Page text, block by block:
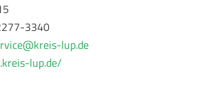
3340
lup.de
lup.de/